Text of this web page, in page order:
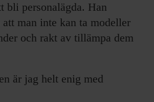
bli personalägda. Han
att man inte kan ta modeller
och rakt av tillämpa dem
är jag helt enig med